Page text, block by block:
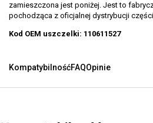
zamieszczona jest poniżej. Jest to
pochodząca z oficjalnej dystrybucji
Kod OEM uszczelki: 110611527
KompatybilnośćFAQOpinie